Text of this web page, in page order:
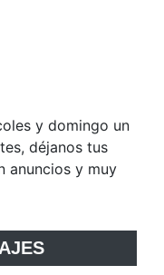
y domingo un
déjanos tus
anuncios y muy